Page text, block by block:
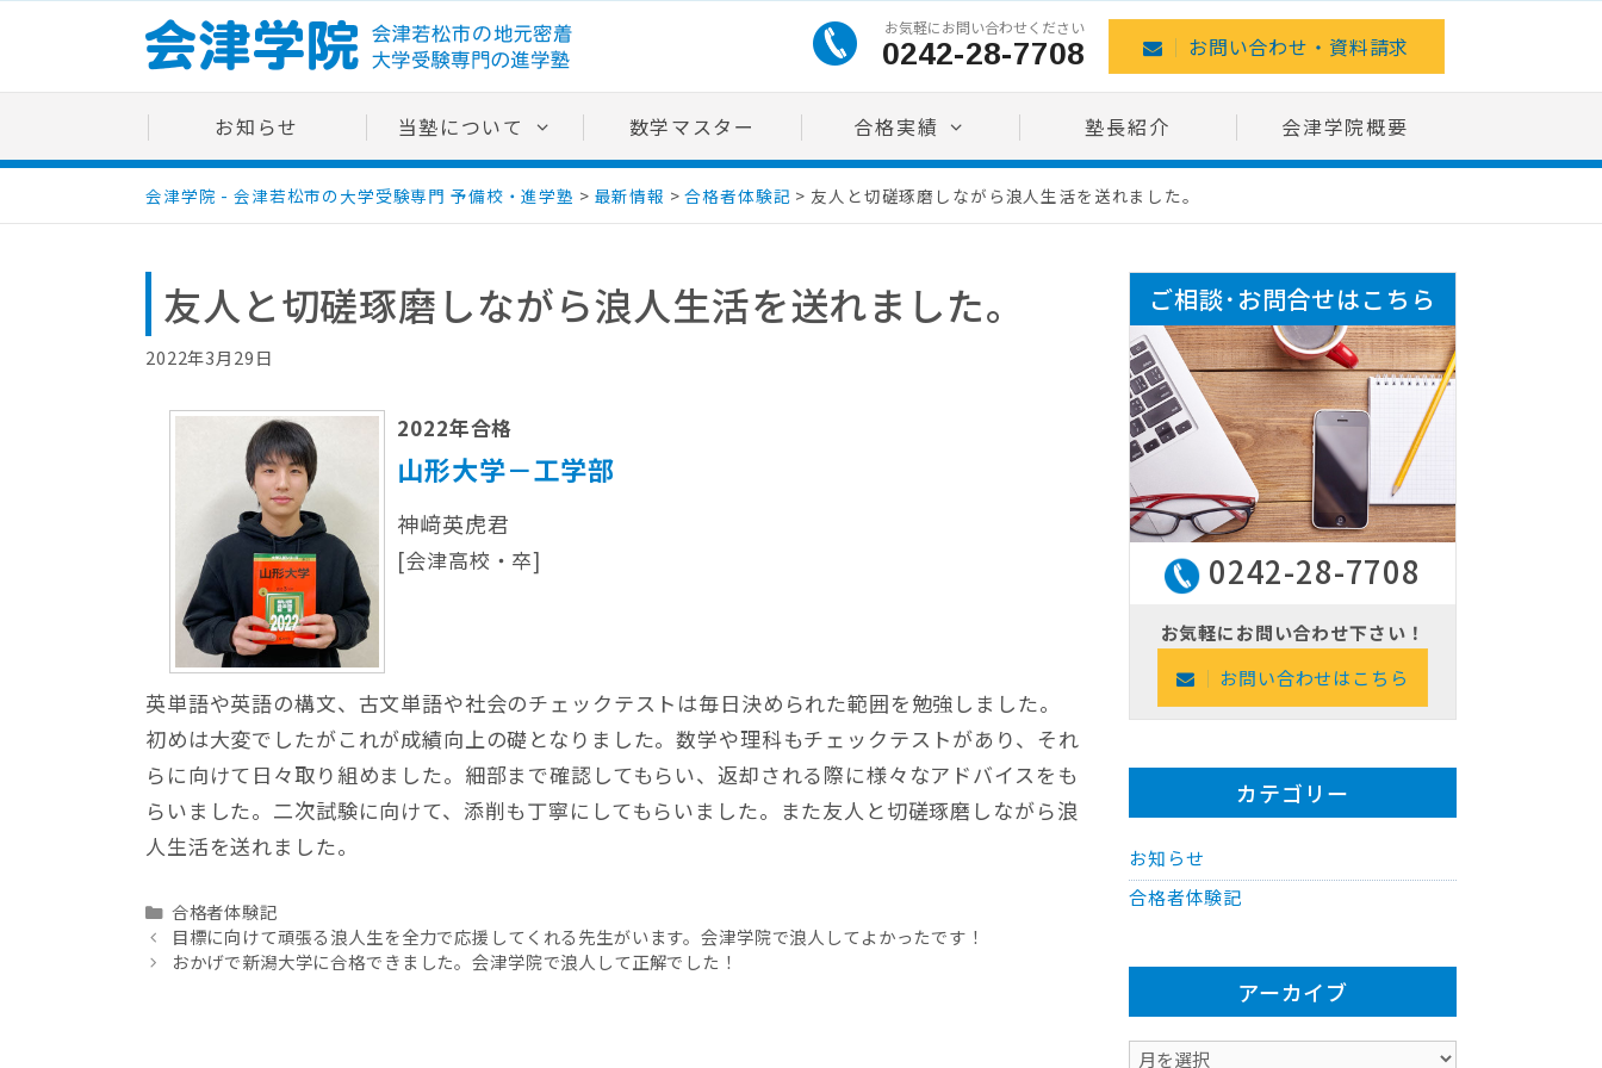
content
お気軽にお問い合わせください
0242-28-7708 お問い合わせ・資料請求
お知らせ 当塾について 数学マスター 合格実績 塾長紹介 会津学院概要
会津学院 - 会津若松市の大学受験専門 予備校・進学塾 > 最新情報 >合格者体験記 > 友人と切磋琢磨しながら浪人生活を送れました。
友人と切磋琢磨しながら浪人生活を送れました。
2022年3月29日
2022年合格
山形大学－工学部
神﨑英虎君
[会津高校・卒]
英単語や英語の構文、古文単語や社会のチェックテストは毎日決められた範囲を勉強しました。
初めは大変でしたがこれが成績向上の礎となりました。数学や理科もチェックテストがあり、それ
らに向けて日々取り組めました。細部まで確認してもらい、返却される際に様々なアドバイスをも
らいました。二次試験に向けて、添削も丁寧にしてもらいました。また友人と切磋琢磨しながら浪
人生活を送れました。
Categories
合格者体験記
目標に向けて頑張る浪人生を全力で応援してくれる先生がいます。会津学院で浪人してよかったです！
おかげで新潟大学に合格できました。会津学院で浪人して正解でした！
ご相談･お問合せはこちら
0242-28-7708
お気軽にお問い合わせ下さい！
お問い合わせはこちら
カテゴリー
お知らせ
合格者体験記
アーカイブ
ア